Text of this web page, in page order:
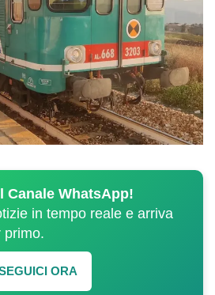
Canale WhatsApp!
in tempo reale e arriva
primo.
ORA